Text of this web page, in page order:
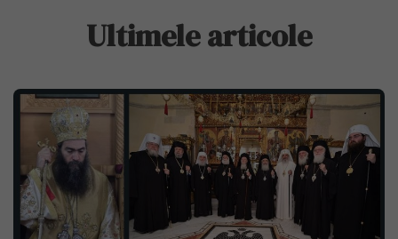
Ultimele articole